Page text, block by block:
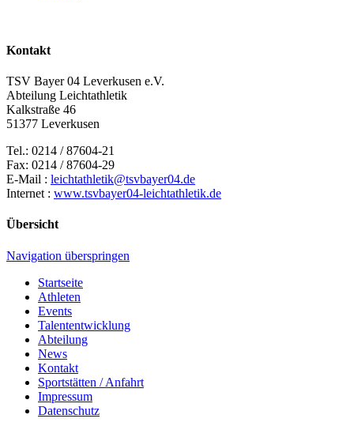
Kontakt
TSV Bayer 04 Leverkusen e.V.
Abteilung Leichtathletik
Kalkstraße 46
51377 Leverkusen
Tel.: 0214 / 87604-21
Fax: 0214 / 87604-29
E-Mail : leichtathletik@tsvbayer04.de
Internet : www.tsvbayer04-leichtathletik.de
Übersicht
Navigation überspringen
Startseite
Athleten
Events
Talententwicklung
Abteilung
News
Kontakt
Sportstätten / Anfahrt
Impressum
Datenschutz